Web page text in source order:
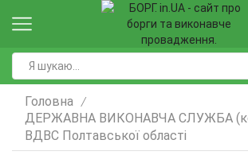
Головна /
ДЕРЖАВНА ВИКОНАВЧА СЛУЖБА
ВДВС Полтавської області